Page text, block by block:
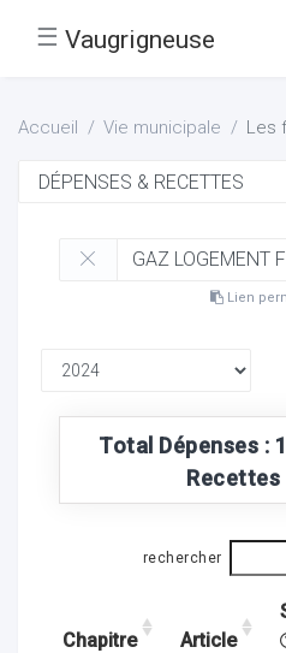
☰ Vaugrigneuse
Accueil Vie municipale Les
Lien
Total Dépenses
Recettes
rechercher
Chapitre Article